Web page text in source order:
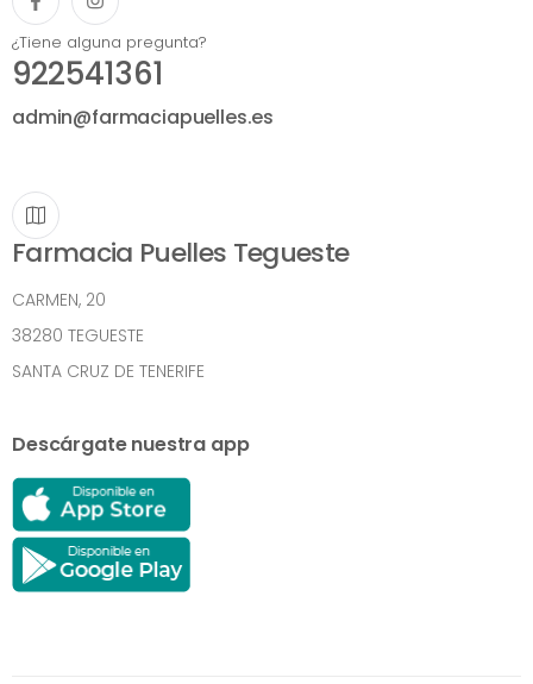
¿Tiene alguna pregunta?
922541361
admin@farmaciapuelles.es
Farmacia Puelles Tegueste
CARMEN, 20
38280 TEGUESTE
SANTA CRUZ DE TENERIFE
Descárgate nuestra app